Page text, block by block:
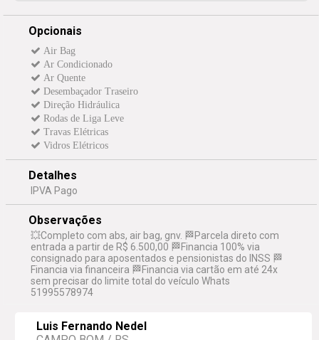
Opcionais
Air Bag
Ar Condicionado
Ar Quente
Desembaçador Traseiro
Direção Hidráulica
Rodas de Liga Leve
Travas Elétricas
Vidros Elétricos
Detalhes
IPVA Pago
Observações
💥Completo com abs, air bag, gnv. 🏁Parcela direto com
entrada a partir de R$ 6.500,00 🏁Financia 100% via
consignado para aposentados e pensionistas do INSS 🏁
Financia via financeira 🏁Financia via cartão em até 24x
sem precisar do limite total do veículo Whats
51995578974
Luis Fernando Nedel